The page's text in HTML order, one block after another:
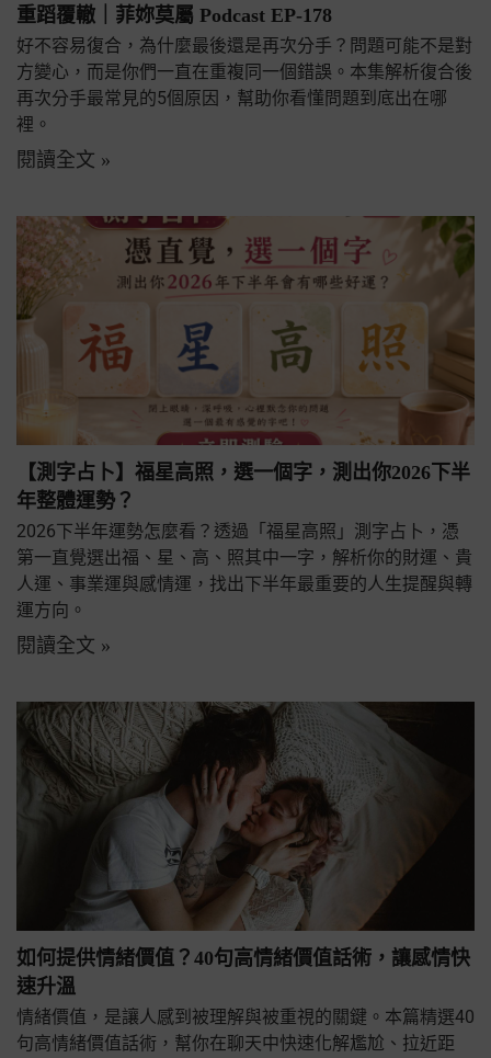
重蹈覆轍｜菲妳莫屬 Podcast EP-178
好不容易復合，為什麼最後還是再次分手？問題可能不是對
方變心，而是你們一直在重複同一個錯誤。本集解析復合後
再次分手最常見的5個原因，幫助你看懂問題到底出在哪
裡。
閱讀全文 »
【測字占卜】福星高照，選一個字，測出你2026下半
年整體運勢？
2026下半年運勢怎麼看？透過「福星高照」測字占卜，憑
第一直覺選出福、星、高、照其中一字，解析你的財運、貴
人運、事業運與感情運，找出下半年最重要的人生提醒與轉
運方向。
閱讀全文 »
如何提供情緒價值？40句高情緒價值話術，讓感情快
速升溫
情緒價值，是讓人感到被理解與被重視的關鍵。本篇精選40
句高情緒價值話術，幫你在聊天中快速化解尷尬、拉近距